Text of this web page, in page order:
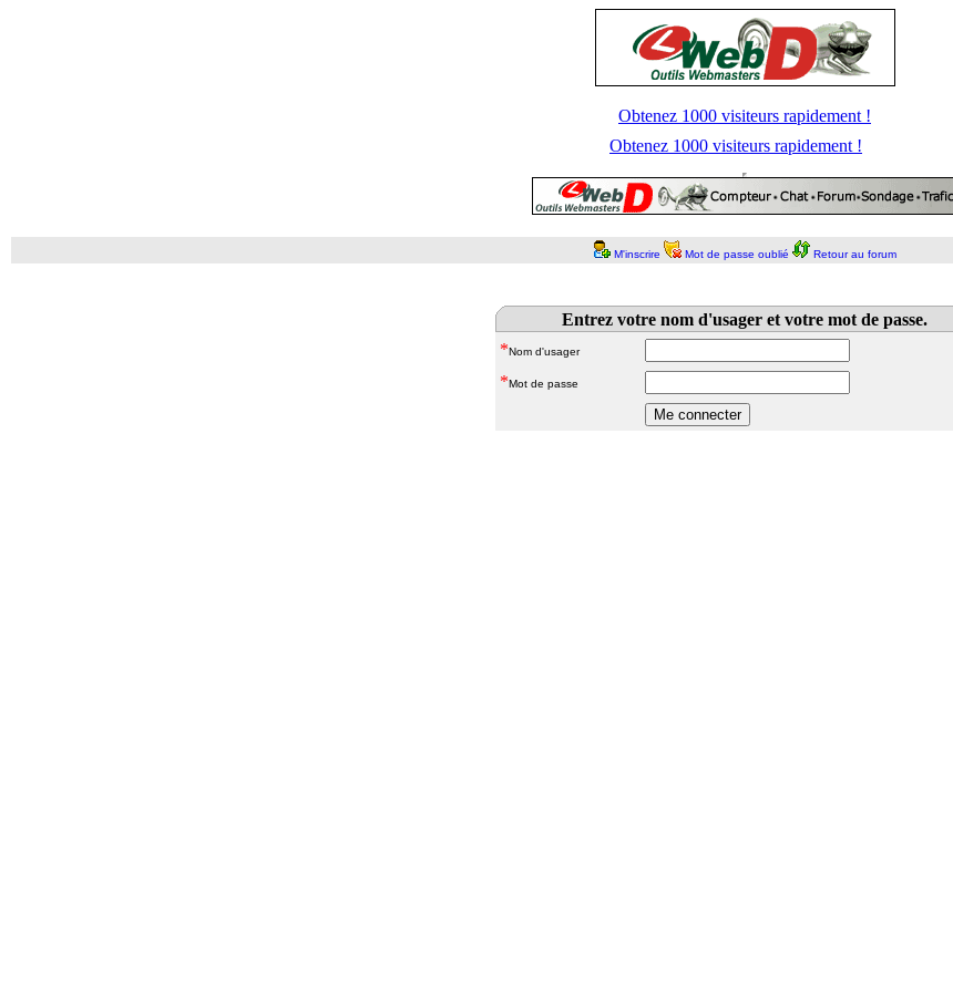
Obtenez 1000 visiteurs rapidement !
Obtenez 1000 visiteurs rapidement !
M'inscrire Mot de passe oublié Retour au forum
Entrez votre nom d'usager et votre mot de passe.
*Nom d'usager
*Mot de passe